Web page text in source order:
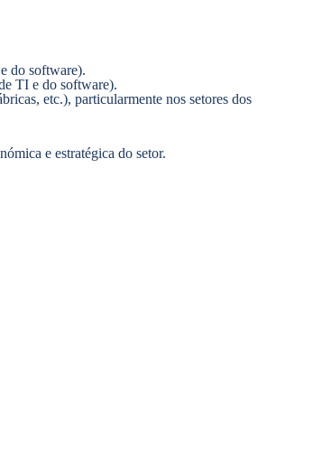
do software).
TI e do software).
etc.), particularmente nos setores dos
e estratégica do setor.